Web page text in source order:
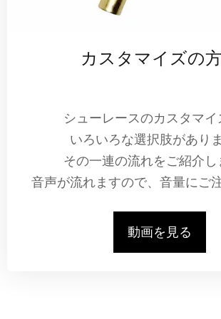
カスタマイズの
シューレースのカスタマイ
いろいろな選択肢がありま
その一連の流れをご紹介し
音声が流れますので、音量にご
動画を見る